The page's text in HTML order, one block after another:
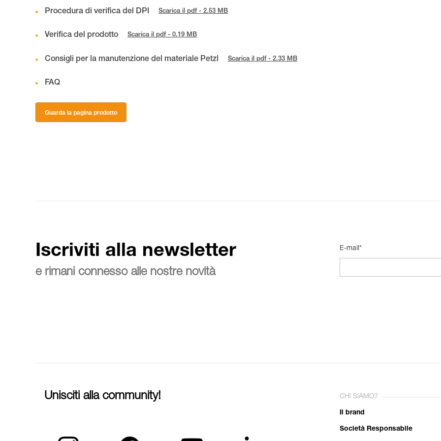
Procedura di verifica del DPI Scarica il pdf - 2.53 MB
Verifica del prodotto Scarica il pdf - 0.19 MB
Consigli per la manutenzione del materiale Petzl Scarica il pdf - 2.33 MB
FAQ
Guarda la pagina prodotto
Iscriviti alla newsletter
e rimani connesso alle nostre novità
E-mail*
Unisciti alla community! CHI SIAMO?
Il brand
Società Responsabile